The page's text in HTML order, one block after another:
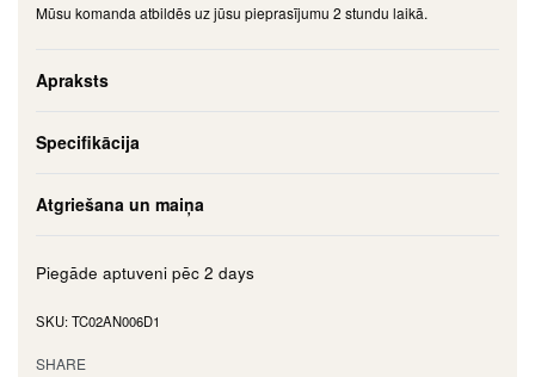
Mūsu komanda atbildēs uz jūsu pieprasījumu 2 stundu laikā.
Apraksts
Specifikācija
Atgriešana un maiņa
Piegāde aptuveni pēc 2 days
TC02AN006D1
SHARE